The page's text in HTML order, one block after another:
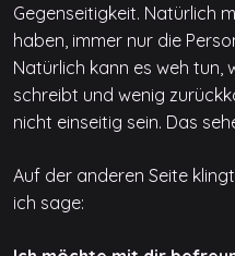
Gegenseitigkeit. Natürlich
haben, immer nur die
Natürlich kann es weh tun,
schreibt und wenig
nicht einseitig sein. Das
Auf der anderen Seite
ich sage: